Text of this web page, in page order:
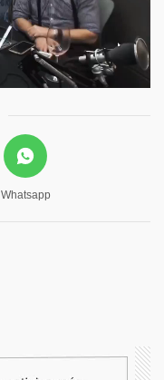
Whatsapp